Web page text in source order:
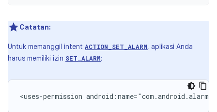
Catatan:
Untuk memanggil intent ACTION_SET_ALARM, aplikasi Anda
harus memiliki izin SET_ALARM:
<uses-permission